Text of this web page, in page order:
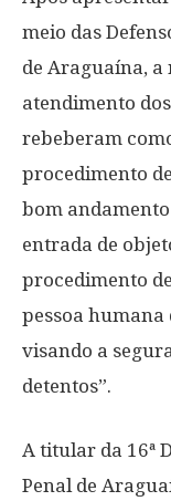
meio das
de Araguaína, a
atendimento
rebeberam
procedimento
bom
entrada de
procedimento
pessoa humana
visando a
detentos”.
A titular da 16ª
Penal de